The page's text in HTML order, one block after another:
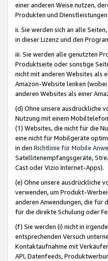
einer anderen Weise nutzen,
Produkten und
ii. Sie werden sich an alle
in dieser Lizenz und den
iii. Sie werden alle genutzten
Produktseite oder sonstige
nicht mit anderen Websites als
Amazon-Website lenken
anderen Websites als einer
(d) Ohne unsere ausdrückliche
Nutzung mit einem
(1) Websites, die nicht für die
eine nicht für Mobilgeräte
in den Richtlinie für Mobile
Satellitenempfangsgeräte,
Cast oder Vizio Internet-Apps).
(e) Ohne unsere ausdrückliche
verwenden, um Produkt-
anderen Anwendungen, die für
für die direkte Schulung oder
(f) Sie werden (i) nicht in
entsprechenden Versuch
Kontaktaufnahme mit
API, Datenfeeds,